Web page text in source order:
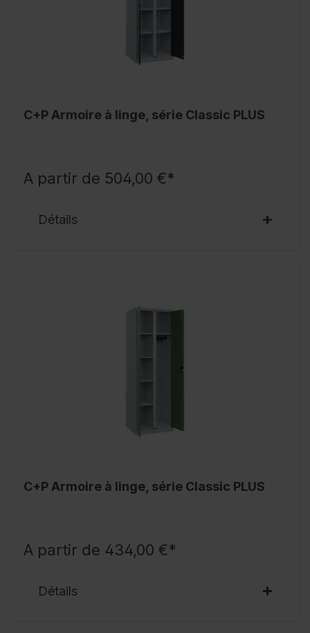
C+P Armoire à linge, série Classic PLUS
A partir de 504,00 €*
Détails
C+P Armoire à linge, série Classic PLUS
A partir de 434,00 €*
Détails